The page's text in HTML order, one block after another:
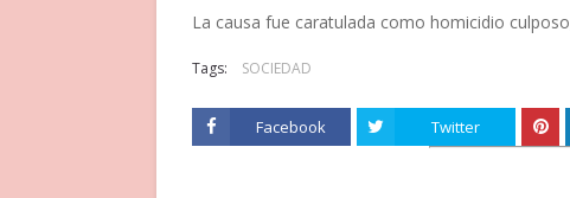
La causa fue caratulada como homicidio
Tags: SOCIEDAD
Facebook Twitter